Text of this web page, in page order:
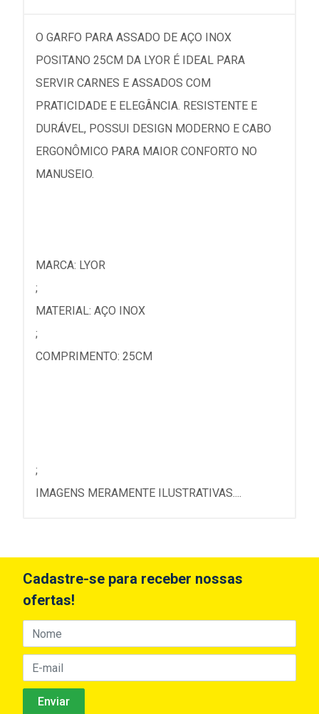
O GARFO PARA ASSADO DE AÇO INOX
POSITANO 25CM DA LYOR É IDEAL PARA
SERVIR CARNES E ASSADOS COM
PRATICIDADE E ELEGÂNCIA. RESISTENTE E
DURÁVEL, POSSUI DESIGN MODERNO E CABO
ERGONÔMICO PARA MAIOR CONFORTO NO
MANUSEIO.
MARCA: LYOR
;
MATERIAL: AÇO INOX
;
COMPRIMENTO: 25CM
;
IMAGENS MERAMENTE ILUSTRATIVAS....
Cadastre-se para receber nossas
ofertas!